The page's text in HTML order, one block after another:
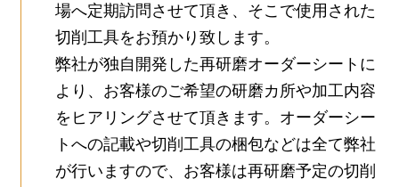
場へ定期訪問させて頂き、そこで使用された
切削工具をお預かり致します。
弊社が独自開発した再研磨オーダーシートに
より、お客様のご希望の研磨カ所や加工内容
をヒアリングさせて頂きます。オーダーシー
トへの記載や切削工具の梱包などは全て弊社
が行いますので、お客様は再研磨予定の切削